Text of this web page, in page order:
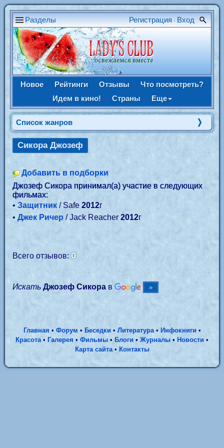
Разделы Регистрация • Вход
Новое Рейтинги Отзывы
Что посмотреть?
Идем в кино!
Страны Еще
Список жанров
Сикора Джозеф
Добавить в подборки
Джозеф Сикора принимал(а) участие в следующих
фильмах:
•Защитник / Safe2012г
• Джек Ричер / Jack Reacher2012г
Всего отзывов:0
Искать Джозеф Сикорав
Главная •Форум•Беседки• Литература• Инфокниги•
Красота• Галерея • Фильмы •Блоги • Журналы • Новости •
Карта сайта• Контакты